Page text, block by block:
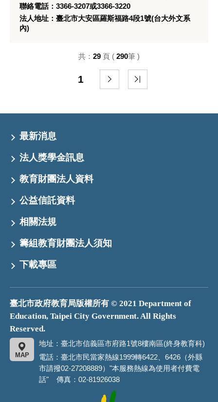
聯絡電話：3366-3207或3366-3220
法人地址：臺北市大安區羅斯福路4段1號(台大外文系
內)
1
共： 29 頁 ( 290筆 )
最新消息
法人獎學金訊息
教育財團法人資料
公益信託資料
相關法規
籌組教育財團法人須知
下載專區
臺北市政府教育局版權所有 © 2021 Department of
Education, Taipei City Government. All Rights
Reserved.
地址：臺北市信義區市府路1號8樓南區(終身教育科)
MAP
電話：臺北市民當家熱線1999轉6422、6426（外縣
市請撥02-27208889）"本服務熱線為使用者付費電
話" 傳真：02-81926038